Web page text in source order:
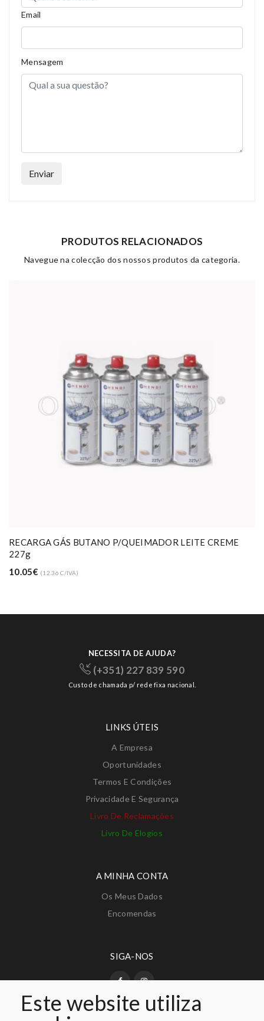
Este website utiliza
Email
Mensagem
Enviar
PRODUTOS RELACIONADOS
Navegue na colecção dos nossos produtos da categoria.
RECARGA GÁS BUTANO P/QUEIMADOR LEITE CREME
227g
10.05€ (12.36 C/IVA)
NECESSITA DE AJUDA?
(+351) 227 839 590
Custo de chamada p/ rede fixa nacional.
LINKS ÚTEIS
A Empresa
Oportunidades
Termos E Condições
Privacidade E Segurança
Livro De Reclamações
Livro De Elogios
A MINHA CONTA
Os Meus Dados
Encomendas
SIGA-NOS